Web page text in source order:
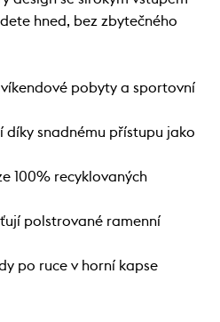
hned, bez zbytečného
pobyty a sportovní
díky snadnému přístupu jako
100% recyklovaných
polstrované ramenní
po ruce v horní kapse